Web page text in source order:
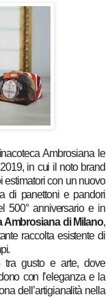
Ambrosiana le
in cui il noto brand
estimatori con un nuovo
di panettoni e pandori
500° anniversario e in
Ambrosiana di Milano,
raccolta esistente di
gusto e arte, dove
con l’eleganza e la
dell’artigianalità nella